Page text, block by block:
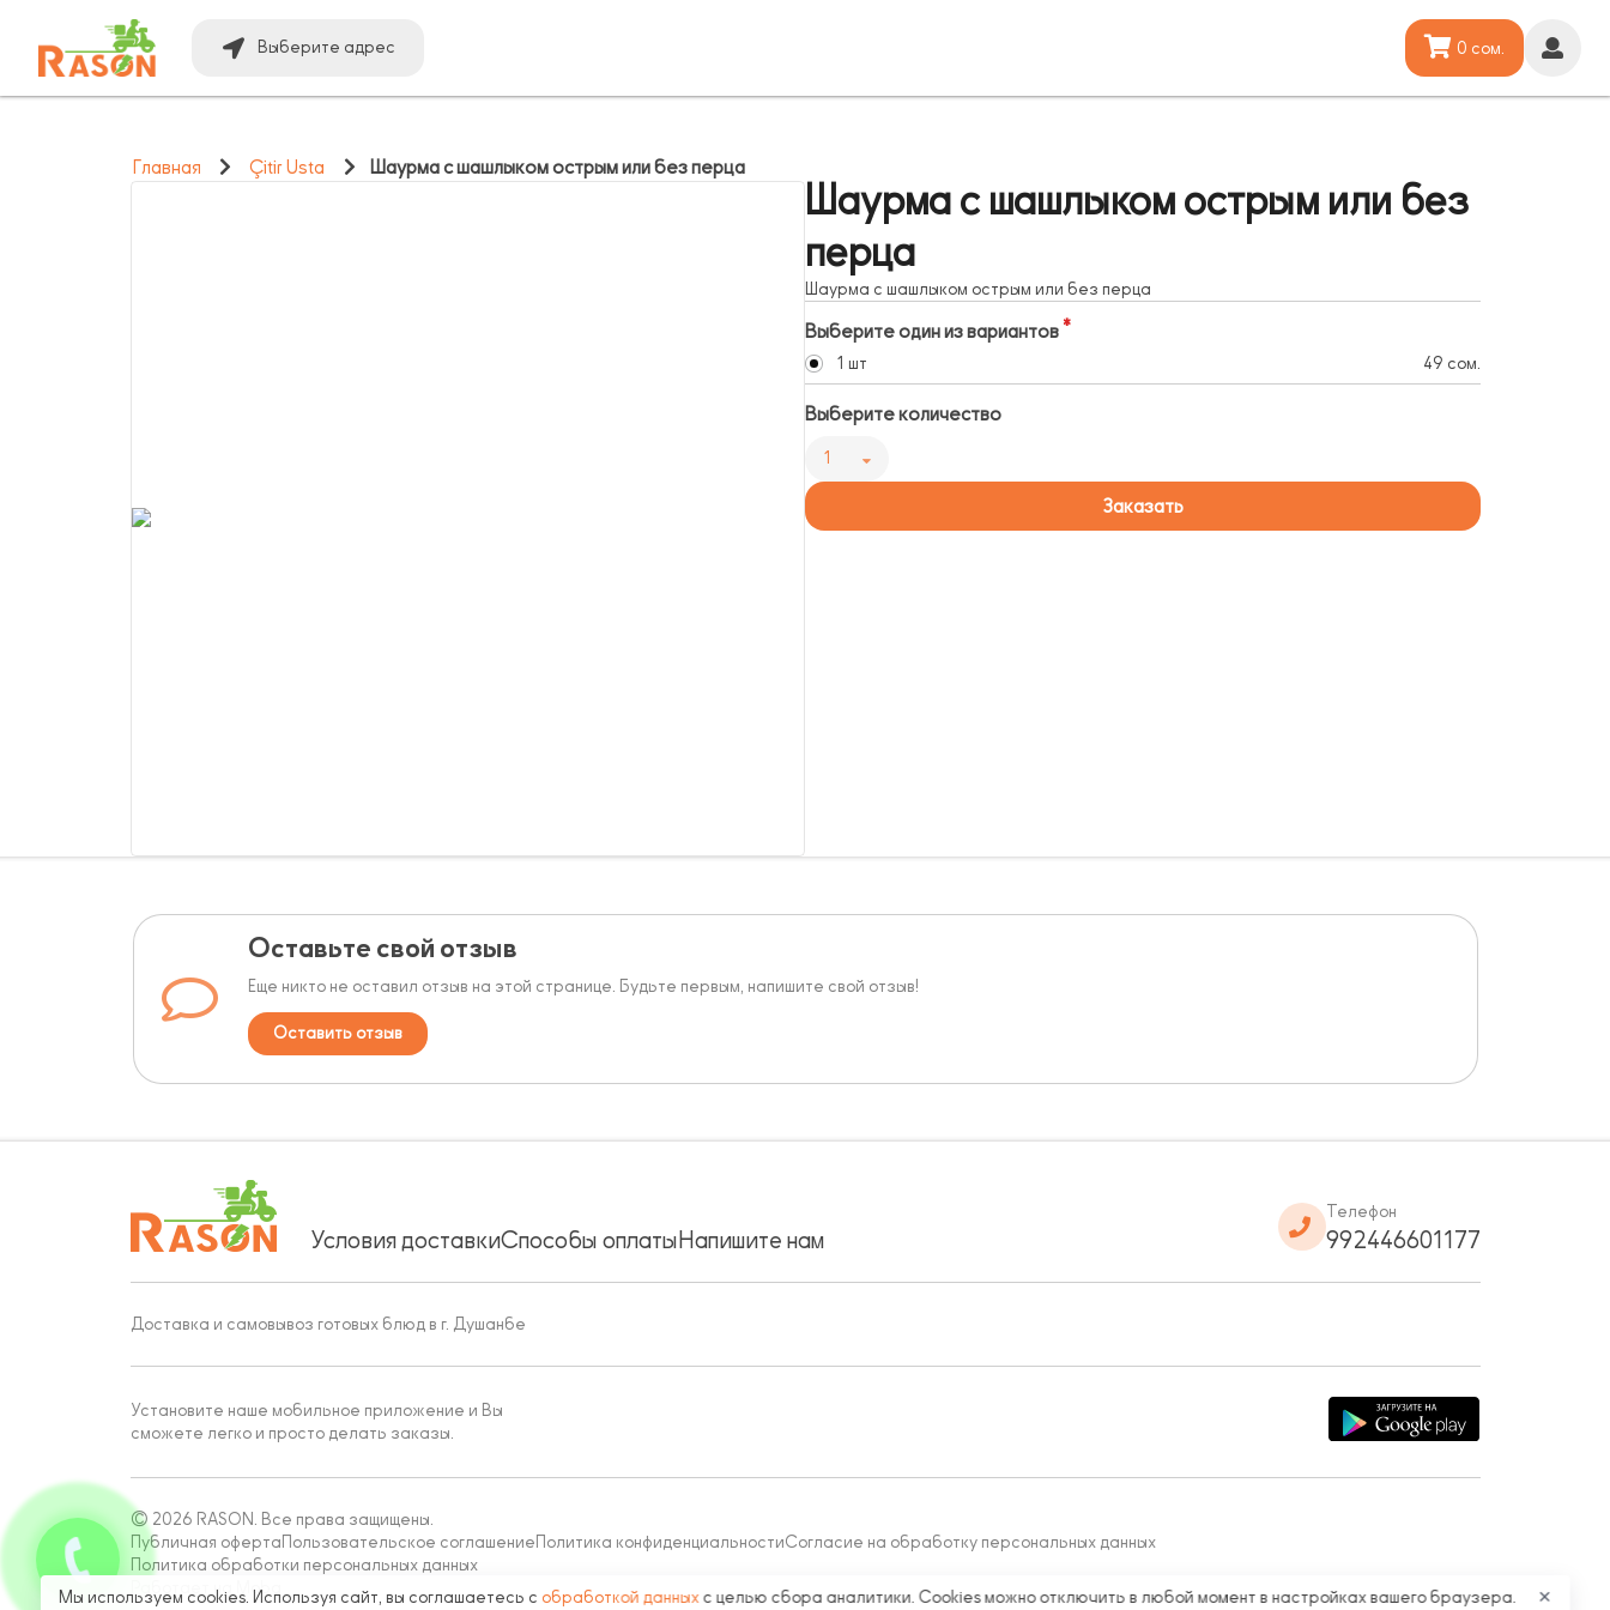
Выберите адрес 0 сом.
Главная Çitir Usta Шаурма с шашлыком острым или без перца
Шаурма с шашлыком острым или без
перца
Шаурма с шашлыком острым или без перца
Выберите один из вариантов
1 шт 49 сом.
Выберите количество
1
Заказать
Оставьте свой отзыв
Еще никто не оставил отзыв на этой странице. Будьте первым, напишите свой отзыв!
Оставить отзыв
Условия доставкиСпособы оплатыНапишите нам
Телефон
992446601177
Доставка и самовывоз готовых блюд в г. Душанбе
Установите наше мобильное приложение и Вы
сможете легко и просто делать заказы.
© 2026 RASON. Все права защищены.
Публичная оферта Пользовательское соглашение Политика конфиденциальностиСогласие на обработку персональных данных
Политика обработки персональных данных
Работает на Moba
Мы используем cookies. Используя сайт, вы соглашаетесь с обработкой данных с целью сбора аналитики. Cookies можно отключить в любой момент в настройках вашего браузера. ✕